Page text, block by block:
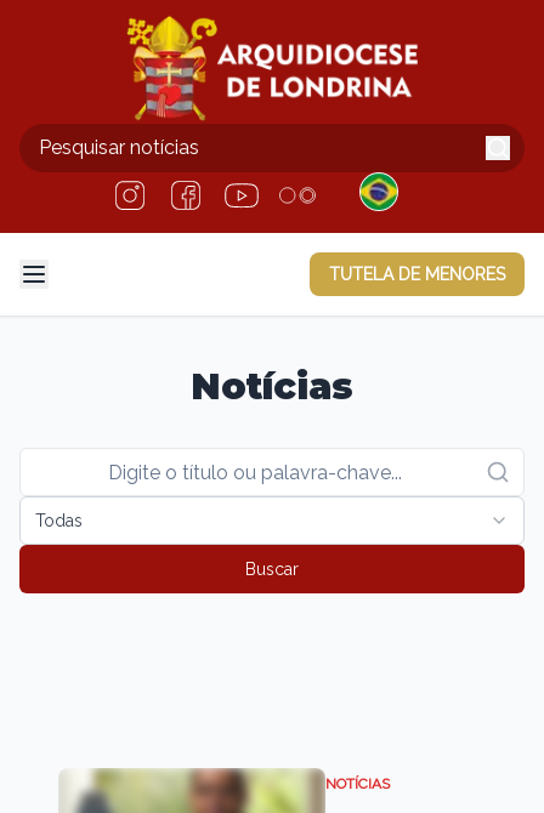
TUTELA DE MENORES
Notícias
Todas
Buscar
NOTÍCIAS